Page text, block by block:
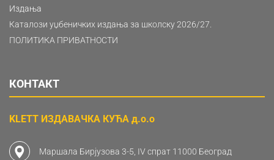
Издања
Каталози уџбеничких издања за школску 2026/27.
ПОЛИТИКА ПРИВАТНОСТИ
КОНТАКТ
KLETT ИЗДАВАЧКА КУЋА д.о.о
Маршала Бирјузова 3-5, IV спрат 11000 Београд